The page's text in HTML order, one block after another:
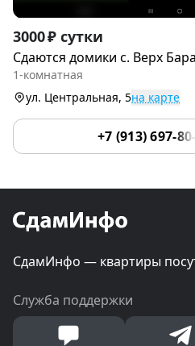
Item
1
of
6
3000 ₽ сутки
Сдаются домики с. Верх
1-комнатная
ул. Центральная, 5на карте
+7 (913) 697-80-
СдамИнфо — квартиры
Служба поддержки